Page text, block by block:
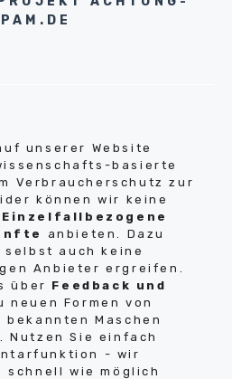
unserer Website
basierte
Verbraucherschutz zur
können wir keine
Einzelfallbezogene
anbieten. Dazu
selbst auch keine
Anbieter ergreifen.
über Feedback und
neuen Formen von
bekannten Maschen
Nutzen Sie einfach
- wir
schnell wie möglich